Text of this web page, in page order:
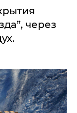
через